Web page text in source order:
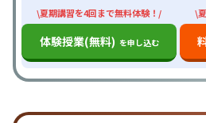
\夏期講習を4回まで無料体験！/
体験授業(無料) を申し込む
\